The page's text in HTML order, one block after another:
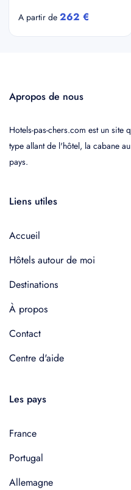
A partir de 262 €
Apropos de nous
Hotels-pas-chers.com est un site
type allant de l'hôtel, la cabane
pays.
Liens utiles
Accueil
Hôtels autour de moi
Destinations
À propos
Contact
Centre d'aide
Les pays
France
Portugal
Allemagne